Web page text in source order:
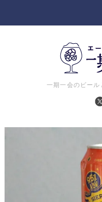
一期一会のビール